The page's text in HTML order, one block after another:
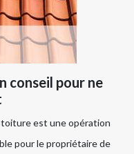
conseil pour ne
est une opération
pour le propriétaire de